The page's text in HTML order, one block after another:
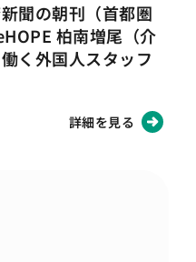
聞の朝刊（首都圏
柏南増尾（介
く外国人スタッフ
詳細を見る